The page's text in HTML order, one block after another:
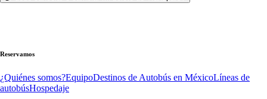
Reservamos
¿Quiénes somos?EquipoDestinos de Autobús en MéxicoLíneas de
autobúsHospedaje